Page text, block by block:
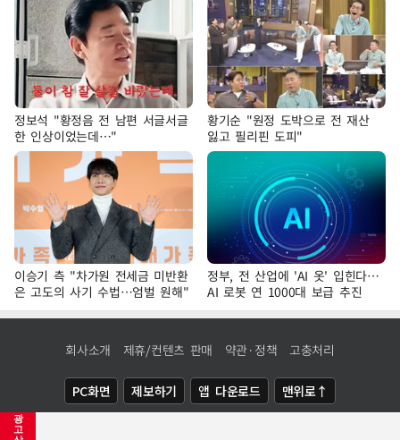
광
고
정보석 "황정음 전 남편 서글서글
한 인상이었는데…"
황기순 "원정 도박으로 전 재산
잃고 필리핀 도피"
이승기 측 "차가원 전세금 미반환
은 고도의 사기 수법…엄벌 원해"
정부, 전 산업에 'AI 옷' 입힌다…
AI 로봇 연 1000대 보급 추진
회사소개 제휴/컨텐츠 판매 약관·정책 고충처리
PC화면 제보하기 앱 다운로드 맨위로↑